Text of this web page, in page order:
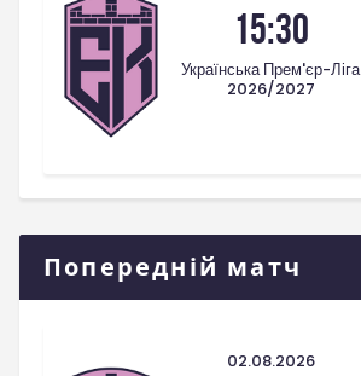
15:30
Українська Прем'єр-Ліга
2026/2027
Попередній матч
02.08.2026